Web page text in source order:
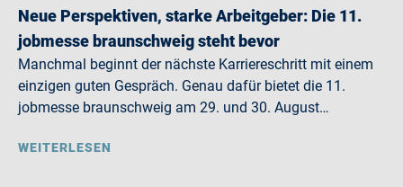
Neue Perspektiven, starke Arbeitgeber: Die 11.
jobmesse braunschweig steht bevor
Manchmal beginnt der nächste Karriereschritt mit einem
einzigen guten Gespräch. Genau dafür bietet die 11.
jobmesse braunschweig am 29. und 30. August…
WEITERLESEN